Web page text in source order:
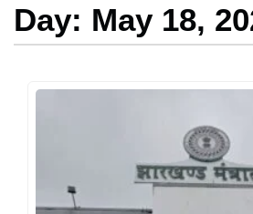
Day: May 18,